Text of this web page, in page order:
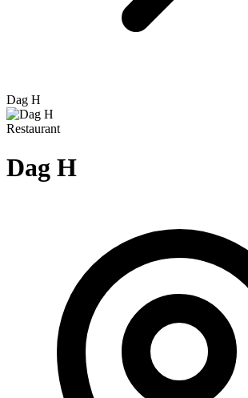
Dag H
Restaurant
Dag H